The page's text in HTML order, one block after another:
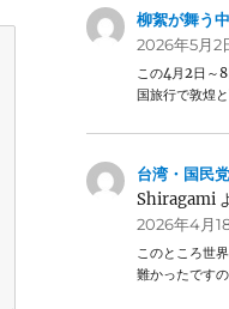
柳絮が舞う
2026年5月2
この4月2日～
国旅行で敦煌
台湾・国民
Shiragami
2026年4月
このところ世
難かったです